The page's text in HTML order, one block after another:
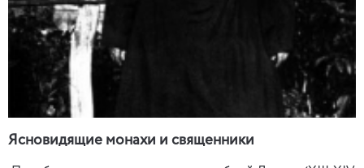
Ясновидящие монахи и священники